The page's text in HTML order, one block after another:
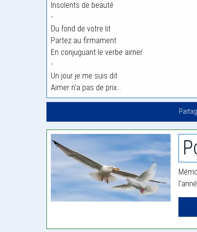
Insolents de beauté
-
Du fond de votre lit
Partez au firmament
En conjuguant le verbe aimer
-
Un jour je me suis dit
Aimer n’a pas de prix…